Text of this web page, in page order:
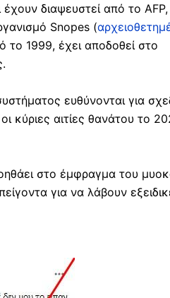
διαψευστεί από το AFP,
Snopes (
το 1999, έχει αποδοθεί στο
ευθύνονται για
αιτίες θανάτου το
στο έμφραγμα του
για να λάβουν